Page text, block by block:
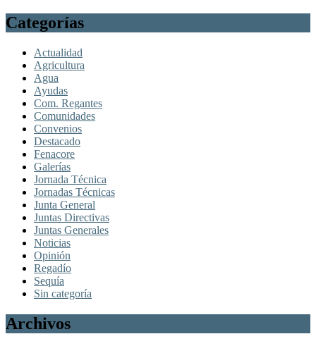
Categorías
Actualidad
Agricultura
Agua
Ayudas
Com. Regantes
Comunidades
Convenios
Destacado
Fenacore
Galerías
Jornada Técnica
Jornadas Técnicas
Junta General
Juntas Directivas
Juntas Generales
Noticias
Opinión
Regadío
Sequía
Sin categoría
Archivos